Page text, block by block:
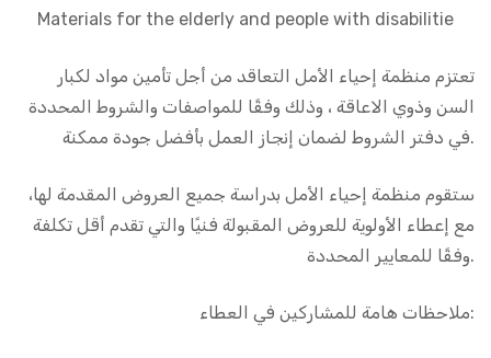
Materials for the elderly and people with disabilitie
تعتزم منظمة إحياء الأمل التعاقد من أجل تأمين مواد لكبار
السن وذوي الاعاقة ، وذلك وفقًا للمواصفات والشروط المحددة
في دفتر الشروط لضمان إنجاز العمل بأفضل جودة ممكنة.
ستقوم منظمة إحياء الأمل بدراسة جميع العروض المقدمة لها،
مع إعطاء الأولوية للعروض المقبولة فنيًا والتي تقدم أقل تكلفة
وفقًا للمعايير المحددة.
ملاحظات هامة للمشاركين في العطاء: